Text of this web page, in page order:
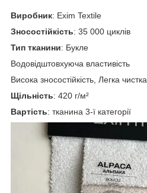
Виробник: Exim Textile
Зносостійкість: 35 000 циклів
Тип тканини: Букле
Водовідштовхуюча властивість
Висока зносостійкість, Легка чистка
Щільність: 420 г/м²
Вартість: тканина 3-ї категорії